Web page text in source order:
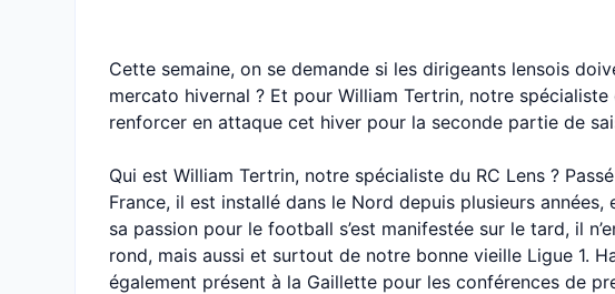
Cette semaine, on se demande si les dirigeants lensois
mercato hivernal ? Et pour William Tertrin, notre
renforcer en attaque cet hiver pour la seconde partie de
Qui est William Tertrin, notre spécialiste du RC Lens ?
France, il est installé dans le Nord depuis plusieurs années,
sa passion pour le football s’est manifestée sur le tard, il
rond, mais aussi et surtout de notre bonne vieille Ligue 1.
également présent à la Gaillette pour les conférences de